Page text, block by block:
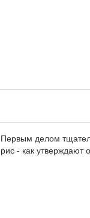
Первым делом
рис - как